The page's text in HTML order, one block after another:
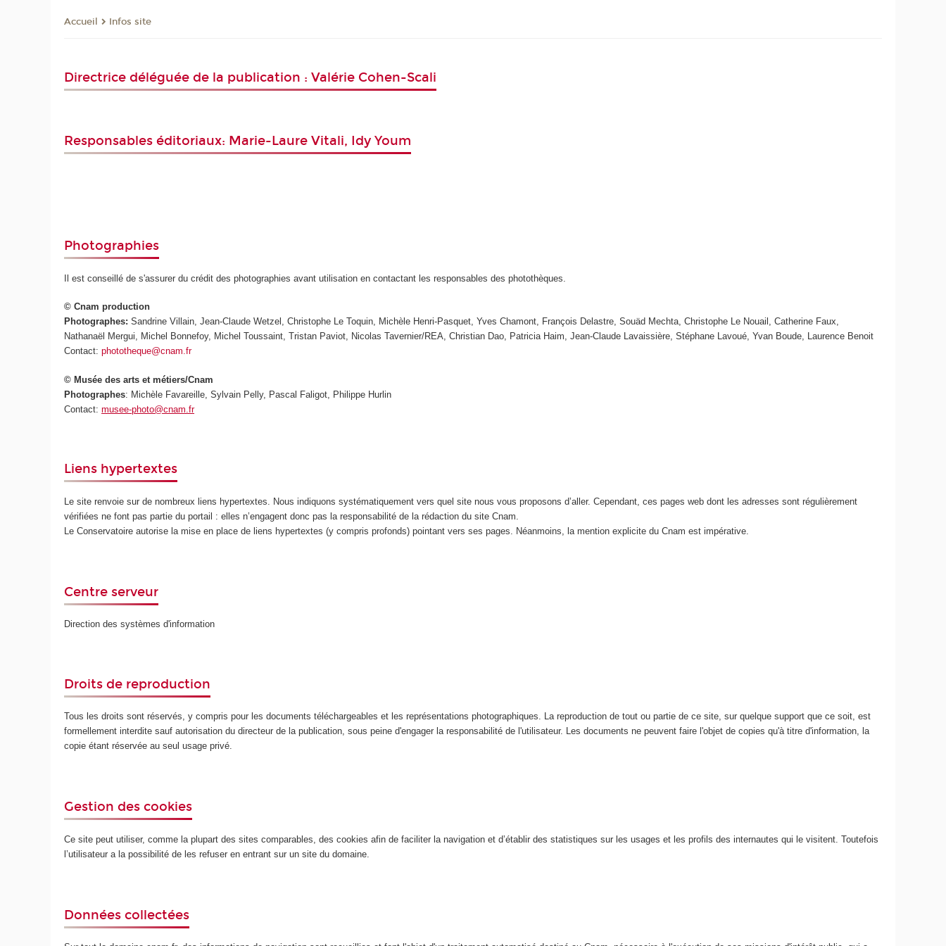
Accueil Infos site
Directrice déléguée de la publication : Valérie Cohen-Scali
Responsables éditoriaux: Marie-Laure Vitali, Idy Youm
Photographies
Il est conseillé de s'assurer du crédit des photographies avant utilisation en contactant les responsables des photothèques.
© Cnam production
Photographes: Sandrine Villain, Jean-Claude Wetzel, Christophe Le Toquin, Michèle Henri-Pasquet, Yves Chamont, François Delastre, Souäd Mechta, Christophe Le Nouail, Catherine Faux,
Nathanaël Mergui, Michel Bonnefoy, Michel Toussaint, Tristan Paviot, Nicolas Tavernier/REA, Christian Dao, Patricia Haim, Jean-Claude Lavaissière, Stéphane Lavoué, Yvan Boude, Laurence Benoit
Contact:phototheque@cnam.fr
© Musée des arts et métiers/Cnam
Photographes: Michèle Favareille, Sylvain Pelly, Pascal Faligot, Philippe Hurlin
Contact:musee-photo@cnam.fr
Liens hypertextes
Le site renvoie sur de nombreux liens hypertextes. Nous indiquons systématiquement vers quel site nous vous proposons d’aller. Cependant, ces pages web dont les adresses sont régulièrement
vérifiées ne font pas partie du portail : elles n’engagent donc pas la responsabilité de la rédaction du site Cnam.
Le Conservatoire autorise la mise en place de liens hypertextes (y compris profonds) pointant vers ses pages. Néanmoins, la mention explicite du Cnam est impérative.
Centre serveur
Direction des systèmes d'information
Droits de reproduction
Tous les droits sont réservés, y compris pour les documents téléchargeables et les représentations photographiques. La reproduction de tout ou partie de ce site, sur quelque support que ce soit, est
formellement interdite sauf autorisation du directeur de la publication, sous peine d'engager la responsabilité de l'utilisateur. Les documents ne peuvent faire l'objet de copies qu'à titre d'information, la
copie étant réservée au seul usage privé.
Gestion des cookies
Ce site peut utiliser, comme la plupart des sites comparables, des cookies afin de faciliter la navigation et d’établir des statistiques sur les usages et les profils des internautes qui le visitent. Toutefois
l’utilisateur a la possibilité de les refuser en entrant sur un site du domaine.
Données collectées